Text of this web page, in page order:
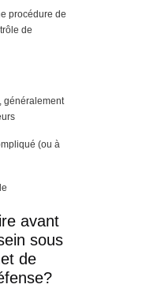
procédure de
de
généralement
(ou à
avant
sous
de